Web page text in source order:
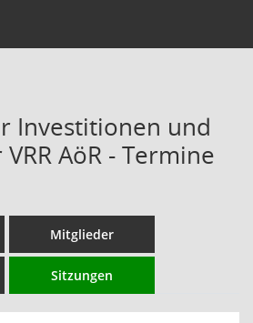
Investitionen und
AöR - Termine
Mitglieder
Sitzungen